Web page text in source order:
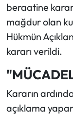
beraatine
mağdur olan
Hükmün
kararı verildi.
Kararın
açıklama